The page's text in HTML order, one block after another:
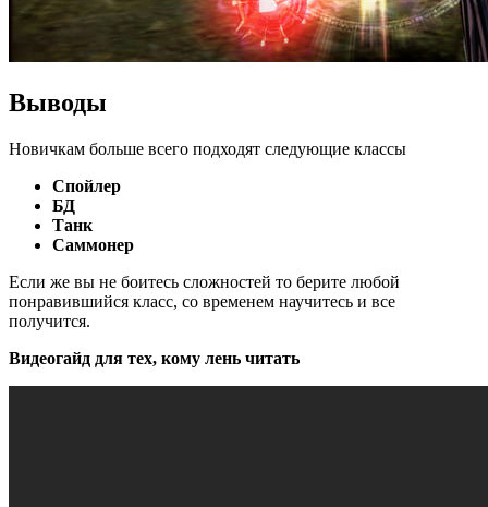
Выводы
Новичкам больше всего подходят следующие классы
Спойлер
БД
Танк
Саммонер
Если же вы не боитесь сложностей то берите любой
понравившийся класс, со временем научитесь и все
получится.
Видеогайд для тех, кому лень читать